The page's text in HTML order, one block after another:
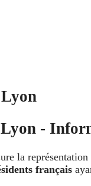
-
la
français